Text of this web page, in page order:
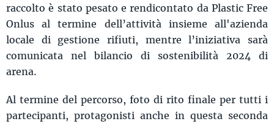
raccolto è stato pesato e rendicontato da Plastic Free
Onlus al termine dell’attività insieme all'azienda
locale di gestione rifiuti, mentre l’iniziativa sarà
comunicata nel bilancio di sostenibilità 2024 di
arena.
Al termine del percorso, foto di rito finale per tutti i
partecipanti, protagonisti anche in questa seconda